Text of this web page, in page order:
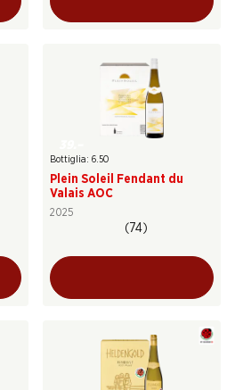
Bottiglia: 6.50
Plein Soleil Fendant du
Valais AOC
2025
(74)